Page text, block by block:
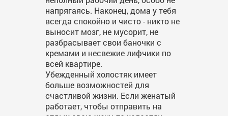
напрягаясь. Наконец, дома у тебя
всегда спокойно и чисто - никто не
выносит мозг, не мусорит, не
разбрасывает свои баночки с
кремами и несвежие лифчики по
всей квартире.
Убежденный холостяк имеет
больше возможностей для
счастливой жизни. Если женатый
работает, чтобы отправить на